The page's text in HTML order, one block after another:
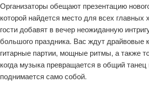
Организаторы обещают презентацию
которой найдется место для всех
гости добавят в вечер неожиданную
большого праздника. Вас ждут драйвовые
гитарные партии, мощные ритмы, а также
когда музыка превращается в общий танец
поднимается само собой.